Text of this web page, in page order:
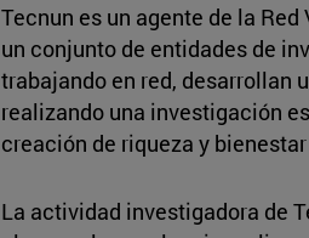
Tecnun es un agente de la
un conjunto de entidades de
trabajando en red, desarrollan
realizando una investigación
creación de riqueza y
La actividad investigadora de